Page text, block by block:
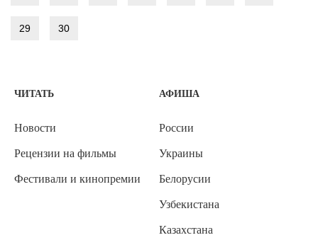
29 30
ЧИТАТЬ
Новости
Рецензии на фильмы
Фестивали и кинопремии
АФИША
России
Украины
Белорусии
Узбекистана
Казахстана